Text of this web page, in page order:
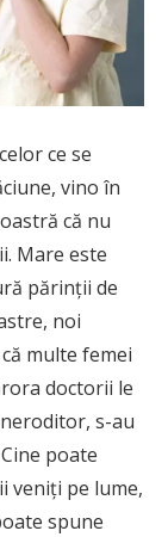
ce se
vino în
că nu
Mare este
părinţii de
noi
multe femei
doctorii le
s-au
poate
veniţi pe lume,
spune